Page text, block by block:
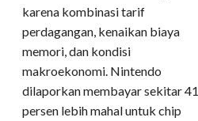
karena kombinasi tarif
perdagangan, kenaikan biaya
memori, dan kondisi
makroekonomi. Nintendo
dilaporkan membayar sekitar 41
persen lebih mahal untuk chip